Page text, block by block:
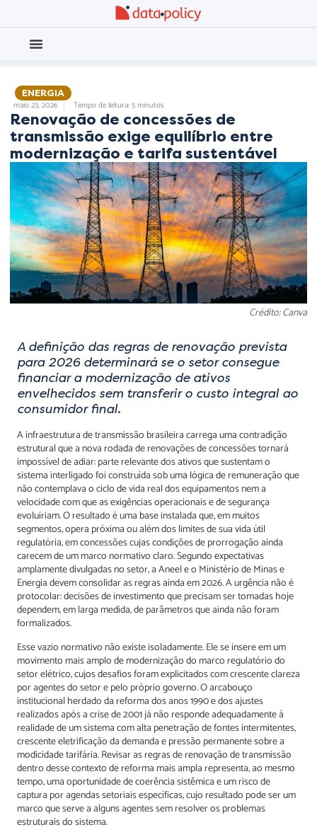
ENERGIA
maio 23, 2026 Tempo de leitura: 5 minutos
Renovação de concessões de
transmissão exige equilíbrio entre
modernização e tarifa sustentável
Crédito: Canva
A definição das regras de renovação prevista
para 2026 determinará se o setor consegue
financiar a modernização de ativos
envelhecidos sem transferir o custo integral ao
consumidor final.
A infraestrutura de transmissão brasileira carrega uma contradição
estrutural que a nova rodada de renovações de concessões tornará
impossível de adiar: parte relevante dos ativos que sustentam o
sistema interligado foi construída sob uma lógica de remuneração que
não contemplava o ciclo de vida real dos equipamentos nem a
velocidade com que as exigências operacionais e de segurança
evoluiriam. O resultado é uma base instalada que, em muitos
segmentos, opera próxima ou além dos limites de sua vida útil
regulatória, em concessões cujas condições de prorrogação ainda
carecem de um marco normativo claro. Segundo expectativas
amplamente divulgadas no setor, a Aneel e o Ministério de Minas e
Energia devem consolidar as regras ainda em 2026. A urgência não é
protocolar: decisões de investimento que precisam ser tomadas hoje
dependem, em larga medida, de parâmetros que ainda não foram
formalizados.
Esse vazio normativo não existe isoladamente. Ele se insere em um
movimento mais amplo de modernização do marco regulatório do
setor elétrico, cujos desafios foram explicitados com crescente clareza
por agentes do setor e pelo próprio governo. O arcabouço
institucional herdado da reforma dos anos 1990 e dos ajustes
realizados após a crise de 2001 já não responde adequadamente à
realidade de um sistema com alta penetração de fontes intermitentes,
crescente eletrificação da demanda e pressão permanente sobre a
modicidade tarifária. Revisar as regras de renovação de transmissão
dentro desse contexto de reforma mais ampla representa, ao mesmo
tempo, uma oportunidade de coerência sistêmica e um risco de
captura por agendas setoriais específicas, cujo resultado pode ser um
marco que serve a alguns agentes sem resolver os problemas
estruturais do sistema.